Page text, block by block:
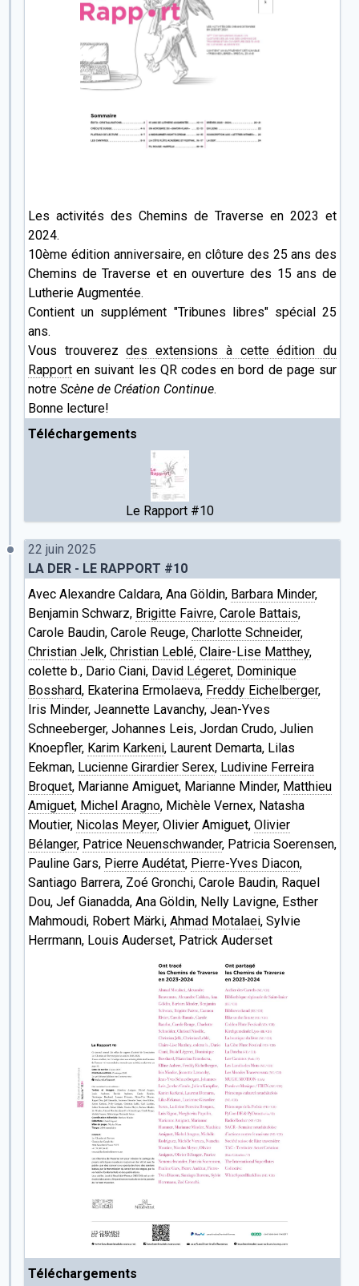
sûr, mais aussi Laurent et Fatemeh, Gaëlle, Zara et bien
Parfois les grands courants sont plus réjouissants:
dans à peine plus de deux semaines, une petite équipe
se rendant à Prague pour présenter dans un congrès
les récentes recherches développées ici même autour
de la lutherie augmentée, une petite équipe, donc,
traversera la frontière Tchèque à vélo...
Les activités des Chemins de Traverse en 2023 et
2024.
10ème édition anniversaire, en clôture des 25 ans des
Chemins de Traverse et en ouverture des 15 ans de
Lutherie Augmentée.
Contient un supplément "Tribunes libres" spécial 25
ans.
Vous trouverezdes extensions à cette édition du
Rapport en suivant les QR codes en bord de page sur
notre Scène de Création Continue.
Bonne lecture!
Téléchargements
Le Rapport #10
22 juin 2025
LA DER - LE RAPPORT #10
Avec Alexandre Caldara, Ana Göldin, Barbara Minder,
Benjamin Schwarz, Brigitte Faivre, Carole Battais,
Carole Baudin, Carole Reuge, Charlotte Schneider,
Christian Jelk, Christian Leblé, Claire-Lise Matthey,
colette b., Dario Ciani, David Légeret, Dominique
Bosshard, Ekaterina Ermolaeva, Freddy Eichelberger,
Iris Minder, Jeannette Lavanchy, Jean-Yves
Schneeberger, Johannes Leis, Jordan Crudo, Julien
Knoepfler, Karim Karkeni, Laurent Demarta, Lilas
Eekman, Lucienne Girardier Serex, Ludivine Ferreira
Broquet, Marianne Amiguet, Marianne Minder, Matthieu
Amiguet, Michel Aragno, Michèle Vernex, Natasha
Moutier, Nicolas Meyer, Olivier Amiguet, Olivier
Bélanger, Patrice Neuenschwander, Patricia Soerensen,
Pauline Gars, Pierre Audétat, Pierre-Yves Diacon,
Santiago Barrera, Zoé Gronchi, Carole Baudin, Raquel
Dou, Jef Gianadda, Ana Göldin, Nelly Lavigne, Esther
Mahmoudi, Robert Märki, Ahmad Motalaei, Sylvie
Herrmann, Louis Auderset, Patrick Auderset
Téléchargements